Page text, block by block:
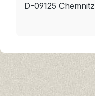
D-09125 Chemnitz